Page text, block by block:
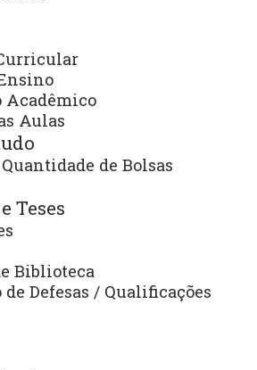
Acadêmico
Aulas
de Bolsas
Teses
Biblioteca
Defesas / Qualificações
em Educação
Defesas de dissertação e tese do
do Portal)